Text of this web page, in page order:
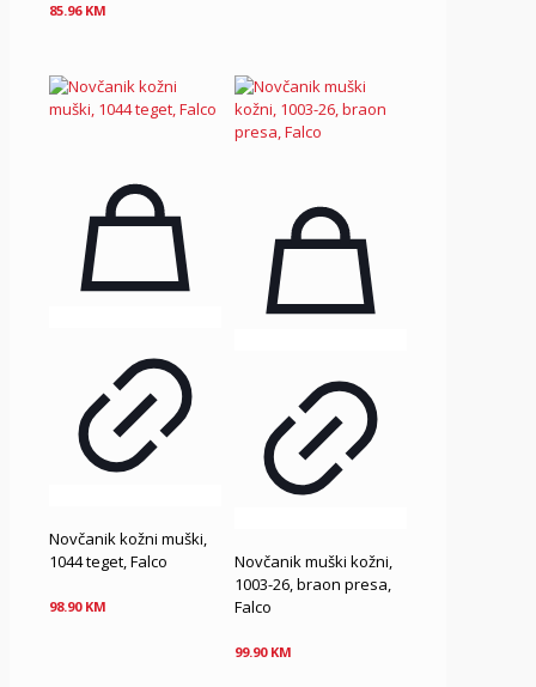
85.96 KM
Novčanik kožni muški,
1044 teget, Falco
98.90 KM
Novčanik muški kožni,
1003-26, braon presa,
Falco
99.90 KM